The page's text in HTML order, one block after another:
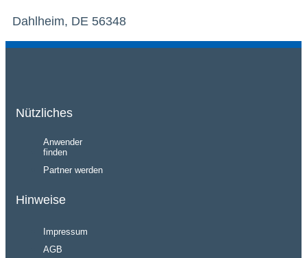
Dahlheim, DE 56348
Nützliches
Anwender
finden
Partner werden
Hinweise
Impressum
AGB